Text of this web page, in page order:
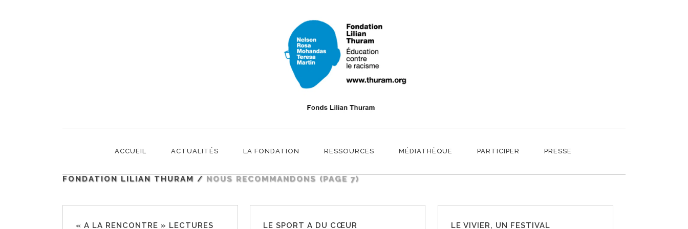
ACCUEIL ACTUALITÉS LA FONDATION RESSOURCES MÉDIATHÈQUE PARTICIPER PRESSE
NOUS RECOMMANDONS
FONDATION LILIAN THURAM / NOUS RECOMMANDONS (PAGE 7)
« A LA RENCONTRE » LECTURES LE SPORT A DU CŒUR LE VIVIER, UN FESTIVAL